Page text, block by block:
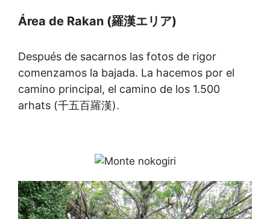
Área de Rakan (羅漢エリア)
Después de sacarnos las fotos de rigor
comenzamos la bajada. La hacemos por el
camino principal, el camino de los 1.500
arhats (千五百羅漢).